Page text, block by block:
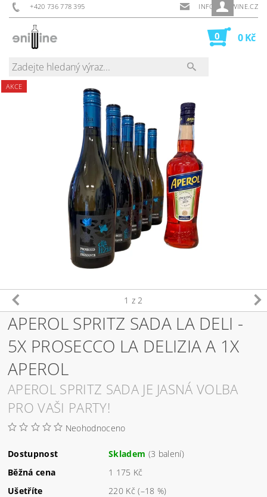
+420 736 778 395 INFO@ENIWINE.CZ
0 0 Kč
AKCE
1 z 2
APEROL SPRITZ SADA LA DELI -
5X PROSECCO LA DELIZIA A 1X
APEROL
APEROL SPRITZ SADA JE JASNÁ VOLBA
PRO VAŠI PARTY!
Neohodnoceno
Dostupnost Skladem (3 balení)
Běžná cena
1 175 Kč
Ušetříte
220 Kč(–18 %)